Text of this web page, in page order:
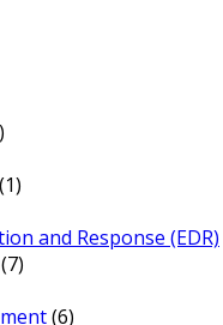
(1)
and Response (EDR)
(7)
(6)